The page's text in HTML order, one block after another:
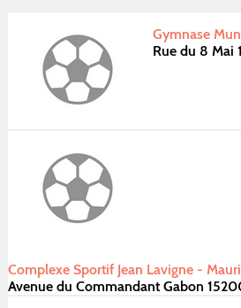
Gymnase
Rue du 8 Mai
Complexe Sportif Jean Lavigne -
Avenue du Commandant Gabon